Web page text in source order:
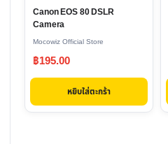
Canon EOS 80 DSLR
Camera
Mocowiz Official Store
฿195.00
หยิบใส่ตะกร้า